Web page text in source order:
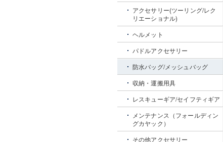
アクセサリー(ツーリング/レク
リエーショナル)
ヘルメット
パドルアクセサリー
防水バッグ/メッシュバッグ
収納・運搬用具
レスキューギア/セイフティギア
メンテナンス（フォールディン
グカヤック）
その他アクセサリー